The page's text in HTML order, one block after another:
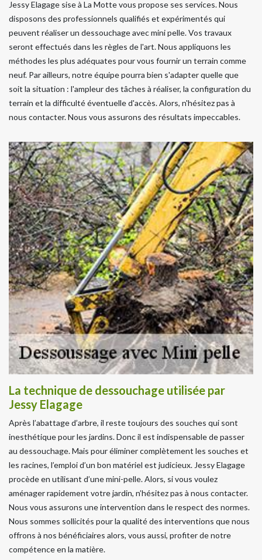
Jessy Elagage sise à La Motte vous propose ses services. Nous
disposons des professionnels qualifiés et expérimentés qui
peuvent réaliser un dessouchage avec mini pelle. Vos travaux
seront effectués dans les règles de l'art. Nous appliquons les
méthodes les plus adéquates pour vous fournir un terrain comme
neuf. Par ailleurs, notre équipe pourra bien s'adapter quelle que
soit la situation : l'ampleur des tâches à réaliser, la configuration du
terrain et la difficulté éventuelle d'accès. Alors, n'hésitez pas à
nous contacter. Nous vous assurons des résultats impeccables.
La technique de dessouchage utilisée par
Jessy Elagage
Après l’abattage d’arbre, il reste toujours des souches qui sont
inesthétique pour les jardins. Donc il est indispensable de passer
au dessouchage. Mais pour éliminer complètement les souches et
les racines, l’emploi d’un bon matériel est judicieux. Jessy Elagage
procède en utilisant d’une mini-pelle. Alors, si vous voulez
aménager rapidement votre jardin, n’hésitez pas à nous contacter.
Nous vous assurons une intervention dans le respect des normes.
Nous sommes sollicités pour la qualité des interventions que nous
offrons à nos bénéficiaires alors, vous aussi, profiter de notre
compétence en la matière.